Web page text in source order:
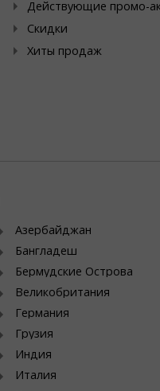
Действующие промо-
Скидки
Хиты продаж
Азербайджан
Бангладеш
Бермудские Острова
Великобритания
Германия
Грузия
Индия
Италия